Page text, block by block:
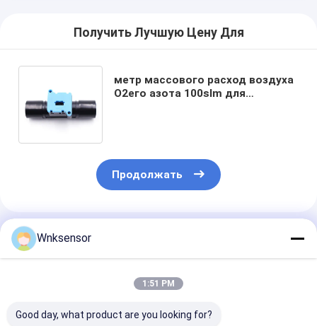
Получить Лучшую Цену Для
метр массового расход воздуха
O2его азота 100slm для
Продолжать
Порекомендованные Продукты
Wnksensor
1:51 PM
Good day, what product are you looking for?